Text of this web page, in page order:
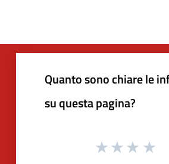
Quanto sono chiare le
su questa pagina?